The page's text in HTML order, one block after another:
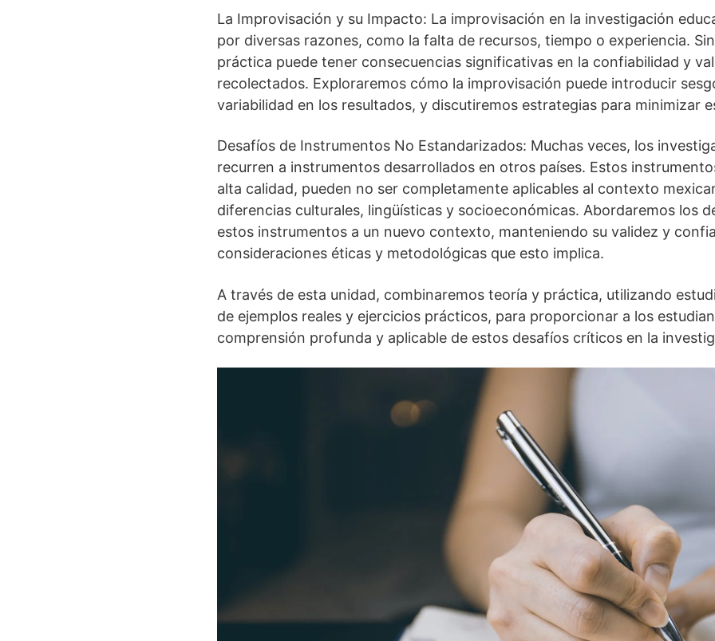
La Improvisación y su Impacto: La improvisación en la investigación
por diversas razones, como la falta de recursos, tiempo o experiencia.
práctica puede tener consecuencias significativas en la confiabilidad y
recolectados. Exploraremos cómo la improvisación puede introducir
variabilidad en los resultados, y discutiremos estrategias para minimizar
Desafíos de Instrumentos No Estandarizados: Muchas veces, los
recurren a instrumentos desarrollados en otros países. Estos
alta calidad, pueden no ser completamente aplicables al contexto
diferencias culturales, lingüísticas y socioeconómicas. Abordaremos los
estos instrumentos a un nuevo contexto, manteniendo su validez y
consideraciones éticas y metodológicas que esto implica.
A través de esta unidad, combinaremos teoría y práctica, utilizando
de ejemplos reales y ejercicios prácticos, para proporcionar a los
comprensión profunda y aplicable de estos desafíos críticos en la